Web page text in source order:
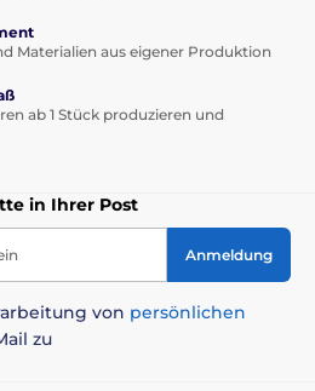
Materialien aus eigener Produktion
ab 1 Stück produzieren und
in Ihrer Post
Anmeldung
von persönlichen
zu